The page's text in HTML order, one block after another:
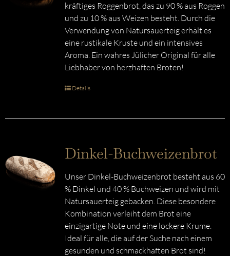
kräftiges Roggenbrot, das zu 90 % aus Roggen
und zu 10 % aus Weizen besteht. Durch die
Verwendung von Natursauerteig erhält es
eine rustikale Kruste und ein intensives
Aroma. Ein wahres Jülicher Original für alle
Liebhaber von herzhaften Broten!
Details
Dinkel-Buchweizenbrot
Unser Dinkel-Buchweizenbrot besteht aus 60
% Dinkel und 40 % Buchweizen und wird mit
Natursauerteig gebacken. Diese besondere
Kombination verleiht dem Brot eine
einzigartige Note und eine lockere Krume.
Ideal für alle, die auf der Suche nach einem
gesunden und schmackhaften Brot sind!